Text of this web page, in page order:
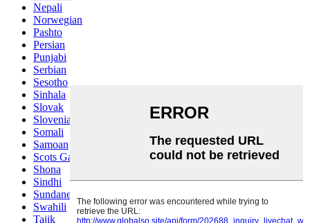
Nepali
Norwegian
Pashto
Persian
Punjabi
Serbian
Sesotho
Sinhala
Slovak
Slovenian
Somali
Samoan
Scots Gaelic
Shona
Sindhi
Sundanese
Swahili
Tajik